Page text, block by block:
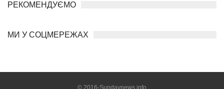
РЕКОМЕНДУЄМО
МИ У СОЦМЕРЕЖАХ
© 2016-Sundaynews.info